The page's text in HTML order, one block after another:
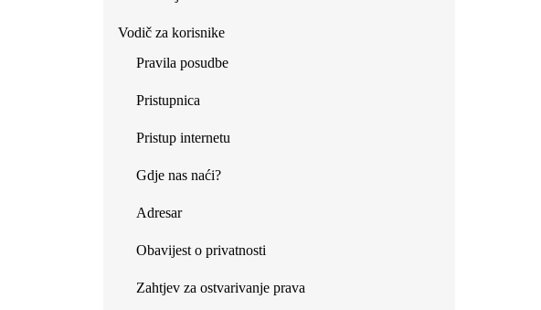
external)
Vodič za korisnike
Pravila posudbe
Pristupnica
Pristup internetu
Gdje nas naći?
Adresar
Obavijest o privatnosti
Zahtjev za ostvarivanje prava